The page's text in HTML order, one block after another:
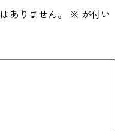
ありません。 ※ が付い